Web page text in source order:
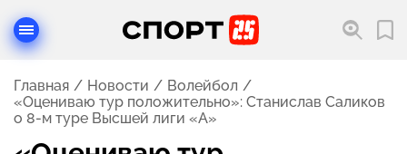
Главная Новости
Волейбол
«Оцениваю тур положительно»: Станислав Саликов
о 8-м туре Высшей лиги «А»